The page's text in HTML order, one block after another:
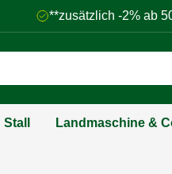
**zusätzlich -2% ab
Stall Landmaschine &